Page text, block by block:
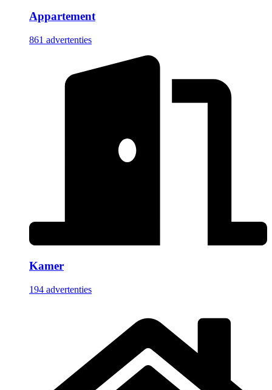
Appartement
861 advertenties
Kamer
194 advertenties